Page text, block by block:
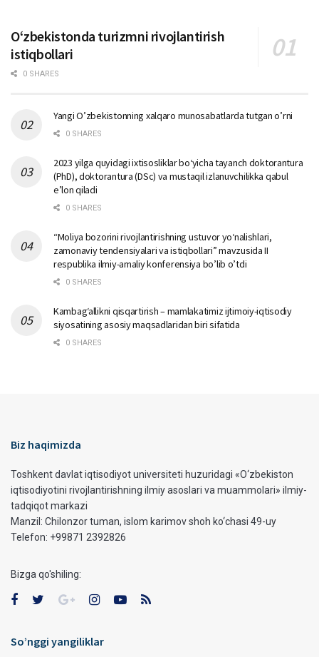
Oʻzbekistonda turizmni rivojlantirish
istiqbollari
0 SHARES
Yangi O’zbekistonning xalqaro munosabatlarda tutgan o’rni
0 SHARES
2023 yilga quyidagi ixtisosliklar bо‘yicha tayanch doktorantura
(PhD), doktorantura (DSc) va mustaqil izlanuvchilikka qabul
e’lon qiladi
0 SHARES
“Moliya bozorini rivojlantirishning ustuvor yo‘nalishlari,
zamonaviy tendensiyalari va istiqbollari” mavzusida II
respublika ilmiy-amaliy konferensiya bo’lib o’tdi
0 SHARES
Kambag‘allikni qisqartirish – mamlakatimiz ijtimoiy-iqtisodiy
siyosatining asosiy maqsadlaridan biri sifatida
0 SHARES
Biz haqimizda
Toshkent davlat iqtisodiyot universiteti huzuridagi «O‘zbekiston
iqtisodiyotini rivojlantirishning ilmiy asoslari va muammolari» ilmiy-
tadqiqot markazi
Manzil: Chilonzor tuman, islom karimov shoh ko‘chasi 49-uy
Telefon: +99871 2392826
Bizga qo'shiling:
So’nggi yangiliklar